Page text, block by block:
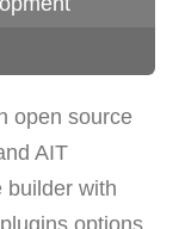
open source
AIT
builder with
options.